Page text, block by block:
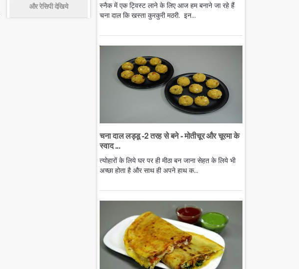
और रेसिपी देखिये
स्नैक में एक ट्विस्ट लाने के लिए आज हम बनाने जा रहे हैं
चना दाल कि खस्ता कुरकुरी मठरी. इन...
चना दाल लड्डू -2 तरह से बने - मोतीचूर और चूरमा के
स्वाद ...
त्योहारों के लिये घर पर ही मीठा बन जाना सेहत के लिये भी
अच्छा होता है और साथ ही अपने हाथ क...